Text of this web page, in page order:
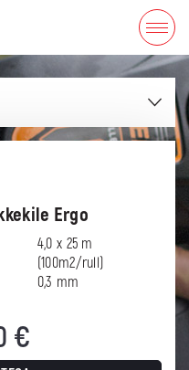
Ergo
4,0 x 25 m
(100m2/rull)
0,3 mm
€